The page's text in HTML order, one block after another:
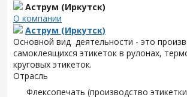
Аструм (Иркутск)
О компании
Аструм (Иркутск)
Основной вид деятельности - это
самоклеящихся этикеток в рулонах,
круговых этикеток.
Отрасль
Флексопечать (производство